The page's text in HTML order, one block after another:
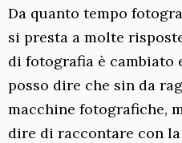
Da quanto tempo
si presta a molte
di fotografia è cambiato
posso dire che sin da
macchine fotografiche,
dire di raccontare con